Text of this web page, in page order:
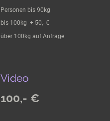
Personen bis 90kg
bis 100kg + 50,- €
über 100kg auf Anfrage
Video
100,- €